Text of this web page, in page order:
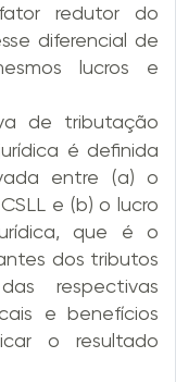
redutor do
diferencial de
lucros e
de tributação
é definida
entre (a) o
e (b) o lucro
que é o
dos tributos
respectivas
e benefícios
o resultado